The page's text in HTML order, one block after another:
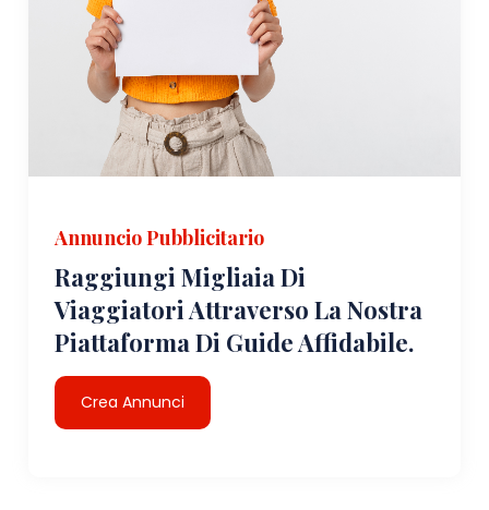
Annuncio Pubblicitario
Raggiungi Migliaia Di
Viaggiatori Attraverso La Nostra
Piattaforma Di Guide Affidabile.
Crea Annunci